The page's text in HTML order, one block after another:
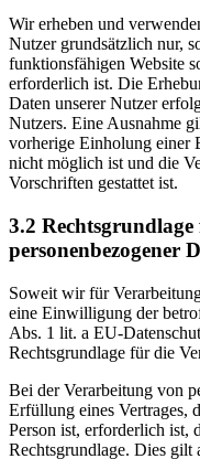
Wir erheben und
Nutzer grundsätzlich nur,
funktionsfähigen Website
erforderlich ist. Die
Daten unserer Nutzer
Nutzers. Eine Ausnahme
vorherige Einholung einer
nicht möglich ist und die
Vorschriften gestattet ist.
3.2
personenbezogener
Soweit wir für
eine Einwilligung der
Abs. 1 lit. a EU-
Rechtsgrundlage für die
Bei der Verarbeitung von
Erfüllung eines Vertrages,
Person ist, erforderlich
Rechtsgrundlage. Dies gilt